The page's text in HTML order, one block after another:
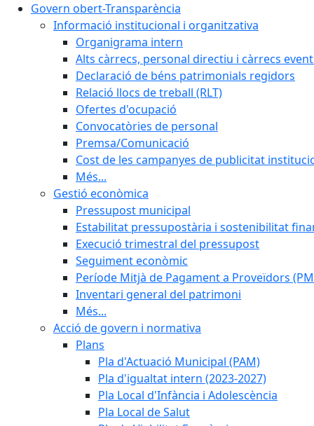
Govern obert-Transparència
Informació institucional i organitzativa
Organigrama intern
Alts càrrecs, personal directiu i càrrecs
Declaració de béns patrimonials regidors
Relació llocs de treball (RLT)
Ofertes d'ocupació
Convocatòries de personal
Premsa/Comunicació
Cost de les campanyes de publicitat
Més...
Gestió econòmica
Pressupost municipal
Estabilitat pressupostària i sostenibilitat
Execució trimestral del pressupost
Seguiment econòmic
Període Mitjà de Pagament a Proveïdors
Inventari general del patrimoni
Més...
Acció de govern i normativa
Plans
Pla d'Actuació Municipal (PAM)
Pla d'igualtat intern (2023-2027)
Pla Local d'Infància i Adolescència
Pla Local de Salut